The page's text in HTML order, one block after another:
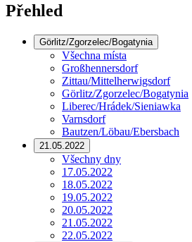
Přehled
Görlitz/Zgorzelec/Bogatynia
Všechna místa
Großhennersdorf
Zittau/Mittelherwigsdorf
Görlitz/Zgorzelec/Bogatynia
Liberec/Hrádek/Sieniawka
Varnsdorf
Bautzen/Löbau/Ebersbach
21.05.2022
Všechny dny
17.05.2022
18.05.2022
19.05.2022
20.05.2022
21.05.2022
22.05.2022